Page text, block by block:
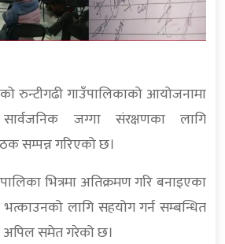
रुन्टीगढी गाउँपालिकाको आयोजनामा
जग्गा संरक्षणका लागि
सम्पन्न गरिएको छ।
भित्रमा अतिक्रमण गरि बनाइएका
भत्काउनको लागि सहयोग गर्न सम्बन्धित
अपिल समेत गरेको छ।